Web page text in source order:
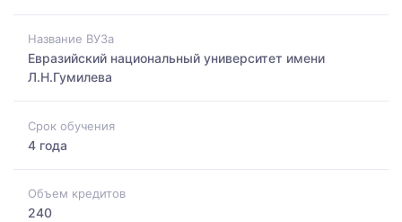
Название ВУЗа
Евразийский национальный университет имени
Л.Н.Гумилева
Срок обучения
4 года
Объем кредитов
240